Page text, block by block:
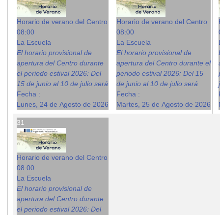
Horario de verano del Centro
08:00
La Escuela
El horario provisional de
apertura del Centro durante
el periodo estival 2026: Del
15 de junio al 10 de julio será
Fecha :
Lunes, 24 de Agosto de 2026
Horario de verano del Centro
08:00
La Escuela
El horario provisional de
apertura del Centro durante el
periodo estival 2026: Del 15
de junio al 10 de julio será
Fecha :
Martes, 25 de Agosto de 2026
31
Horario de verano del Centro
08:00
La Escuela
El horario provisional de
apertura del Centro durante
el periodo estival 2026: Del